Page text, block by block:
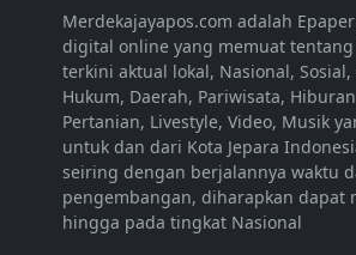
Merdekajayapos.com adalah
digital online yang memuat
terkini aktual lokal, Nasional, Sosial,
Hukum, Daerah, Pariwisata,
Pertanian, Livestyle, Video, Musik
untuk dan dari Kota Jepara
seiring dengan berjalannya waktu
pengembangan, diharapkan dapat
hingga pada tingkat Nasional